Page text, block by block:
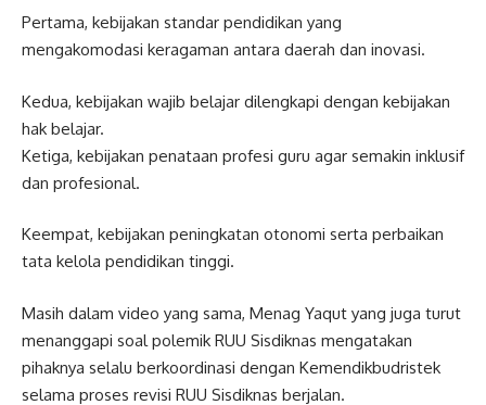
Pertama, kebijakan standar pendidikan yang
mengakomodasi keragaman antara daerah dan inovasi.
Kedua, kebijakan wajib belajar dilengkapi dengan kebijakan
hak belajar.
Ketiga, kebijakan penataan profesi guru agar semakin inklusif
dan profesional.
Keempat, kebijakan peningkatan otonomi serta perbaikan
tata kelola pendidikan tinggi.
Masih dalam video yang sama, Menag Yaqut yang juga turut
menanggapi soal polemik RUU Sisdiknas mengatakan
pihaknya selalu berkoordinasi dengan Kemendikbudristek
selama proses revisi RUU Sisdiknas berjalan.